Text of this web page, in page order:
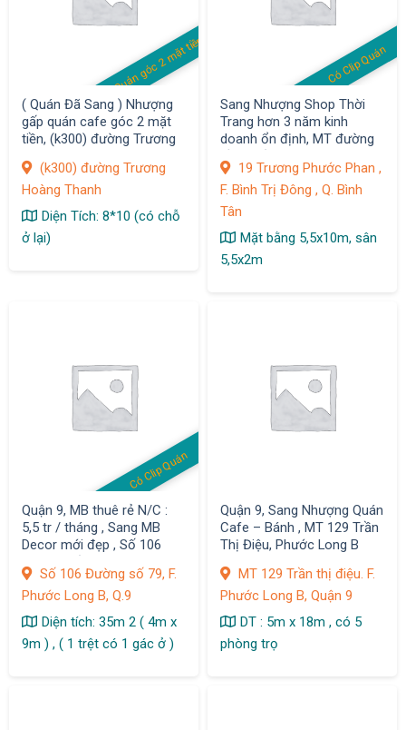
Quán góc 2 mặt tiền
( Quán Đã Sang ) Nhượng
gấp quán cafe góc 2 mặt
tiền, (k300) đường Trương
Tân Bình
(k300) đường Trương
Hoàng Thanh
Diện Tích: 8*10 (có chỗ
ở lại)
Có Clip Quán
Sang Nhượng Shop Thời
Trang hơn 3 năm kinh
doanh ổn định, MT đường
19 Trương Phước Phan ,
F. Bình Trị Đông , Q. Bình
Tân
Mặt bằng 5,5x10m, sân
5,5x2m
Có Clip Quán
Quận 9, MB thuê rẻ N/C :
5,5 tr / tháng , Sang MB
Decor mới đẹp , Số 106
Long B,
Số 106 Đường số 79, F.
Phước Long B, Q.9
Diện tích: 35m 2 ( 4m x
9m ) , ( 1 trệt có 1 gác ở )
Quận 9, Sang Nhượng Quán
Cafe – Bánh , MT 129 Trần
Thị Điệu, Phước Long B
MT 129 Trần thị điệu. F.
Phước Long B, Quận 9
DT : 5m x 18m , có 5
phòng trọ